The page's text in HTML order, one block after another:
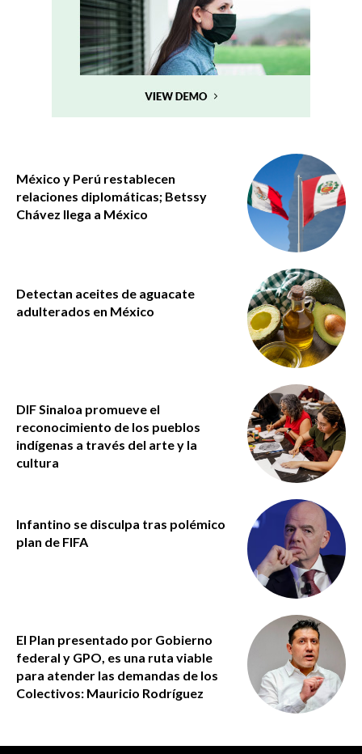
México y Perú restablecen
relaciones diplomáticas; Betssy
Chávez llega a México
Detectan aceites de aguacate
adulterados en México
DIF Sinaloa promueve el
reconocimiento de los pueblos
indígenas a través del arte y la
cultura
Infantino se disculpa tras polémico
plan de FIFA
El Plan presentado por Gobierno
federal y GPO, es una ruta viable
para atender las demandas de los
Colectivos: Mauricio Rodríguez